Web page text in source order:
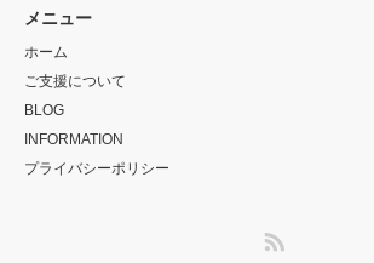
メニュー
ホーム
ご支援について
BLOG
INFORMATION
プライバシーポリシー